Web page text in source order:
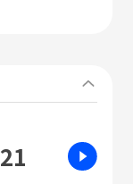
21